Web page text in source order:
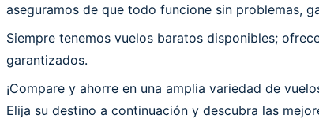
aseguramos de que todo funcione sin problemas,
Siempre tenemos vuelos baratos disponibles;
garantizados.
¡Compare y ahorre en una amplia variedad de
Elija su destino a continuación y descubra las